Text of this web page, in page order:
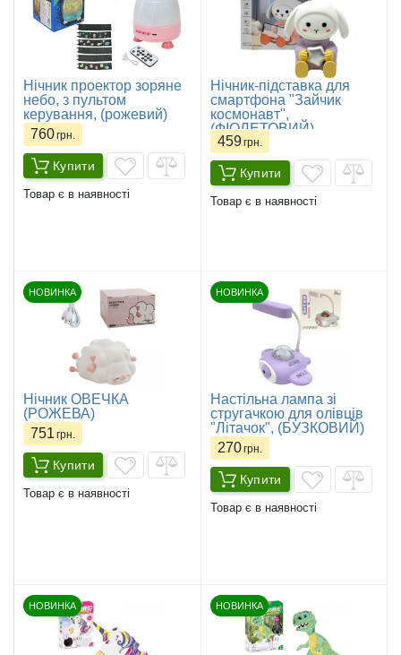
Нічник проектор зоряне
небо, з пультом
керування, (рожевий)
760грн.
Купити
Товар є в наявності
Нічник-підставка для
смартфона "Зайчик
космонавт",
(ФІОЛЕТОВИЙ)
459грн.
Купити
Товар є в наявності
НОВИНКА
Нічник ОВЕЧКА
(РОЖЕВА)
751 грн.
Купити
Товар є в наявності
НОВИНКА
Настільна лампа зі
стругачкою для олівців
"Літачок", (БУЗКОВИЙ)
270грн.
Купити
Товар є в наявності
НОВИНКА НОВИНКА